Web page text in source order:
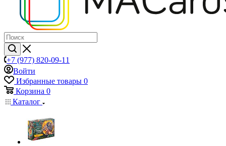
+7 (977) 820-09-11
Войти
Избранные товары 0
Корзина 0
Каталог